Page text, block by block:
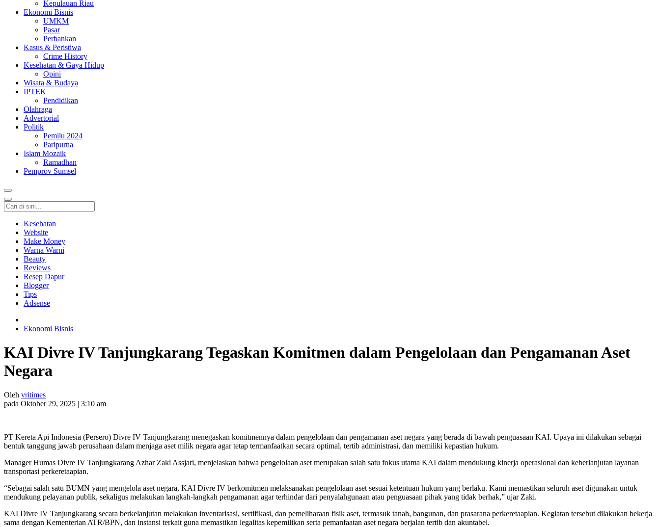
Kepulauan Riau
Ekonomi Bisnis
UMKM
Pasar
Perbankan
Kasus & Peristiwa
Crime History
Kesehatan & Gaya Hidup
Opini
Wisata & Budaya
IPTEK
Pendidikan
Olahraga
Advertorial
Politik
Pemilu 2024
Paripurna
Islam Mozaik
Ramadhan
Pemprov Sumsel
Kesehatan
Website
Make Money
Warna Warni
Beauty
Reviews
Resep Dapur
Blogger
Tips
Adsense
Ekonomi Bisnis
KAI Divre IV Tanjungkarang Tegaskan Komitmen dalam Pengelolaan dan Pengamanan Aset
Negara
Oleh vritimes
pada Oktober 29, 2025 | 3:10 am
PT Kereta Api Indonesia (Persero) Divre IV Tanjungkarang menegaskan komitmennya dalam pengelolaan dan pengamanan aset negara yang berada di bawah penguasaan KAI. Upaya ini dilakukan sebagai
bentuk tanggung jawab perusahaan dalam menjaga aset milik negara agar tetap termanfaatkan secara optimal, tertib administrasi, dan memiliki kepastian hukum.
Manager Humas Divre IV Tanjungkarang Azhar Zaki Assjari, menjelaskan bahwa pengelolaan aset merupakan salah satu fokus utama KAI dalam mendukung kinerja operasional dan keberlanjutan layanan
transportasi perkeretaapian.
“Sebagai salah satu BUMN yang mengelola aset negara, KAI Divre IV berkomitmen melaksanakan pengelolaan aset sesuai ketentuan hukum yang berlaku. Kami memastikan seluruh aset digunakan untuk
mendukung pelayanan publik, sekaligus melakukan langkah-langkah pengamanan agar terhindar dari penyalahgunaan atau penguasaan pihak yang tidak berhak,” ujar Zaki.
KAI Divre IV Tanjungkarang secara berkelanjutan melakukan inventarisasi, sertifikasi, dan pemeliharaan fisik aset, termasuk tanah, bangunan, dan prasarana perkeretaapian. Kegiatan tersebut dilakukan bekerja
sama dengan Kementerian ATR/BPN, dan instansi terkait guna memastikan legalitas kepemilikan serta pemanfaatan aset negara berjalan tertib dan akuntabel.